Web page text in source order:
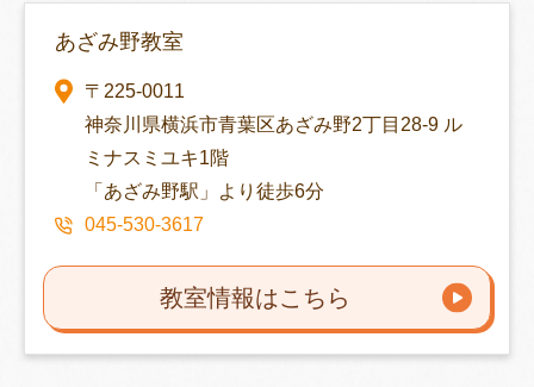
あざみ野教室
〒225-0011
神奈川県横浜市青葉区あざみ野2丁目28-9 ル
ミナスミユキ1階
「あざみ野駅」より徒歩6分
045-530-3617
教室情報はこちら